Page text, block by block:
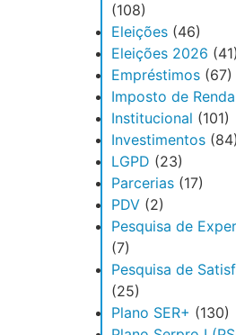
(108)
Eleições (46)
Eleições 2026 (41)
Empréstimos (67)
Imposto de Renda
Institucional (101)
Investimentos (84)
LGPD (23)
Parcerias (17)
PDV (2)
Pesquisa de
(7)
Pesquisa de
(25)
Plano SER+ (130)